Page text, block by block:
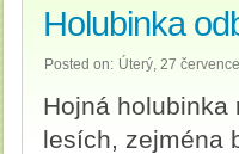
Holubinka
Posted on: Úterý, 27
Hojná
lesích, zejména